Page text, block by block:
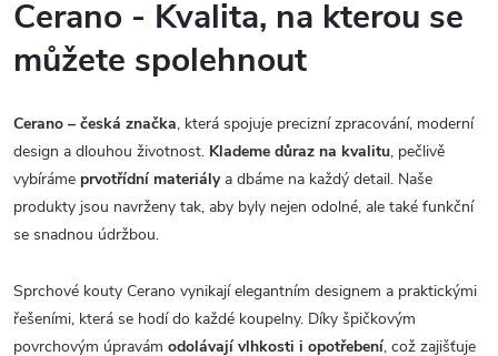
Cerano - Kvalita, na kterou se
můžete spolehnout
Cerano – česká značka, která spojuje precizní zpracování, moderní
design a dlouhou životnost. Klademe důraz na kvalitu, pečlivě
vybíráme prvotřídní materiálya dbáme na každý detail. Naše
produkty jsou navrženy tak, aby byly nejen odolné, ale také funkční
se snadnou údržbou.
Sprchové kouty Cerano vynikají elegantním designem a praktickými
řešeními, která se hodí do každé koupelny. Díky špičkovým
povrchovým úpravám odolávají vlhkosti i opotřebení, což zajišťuje